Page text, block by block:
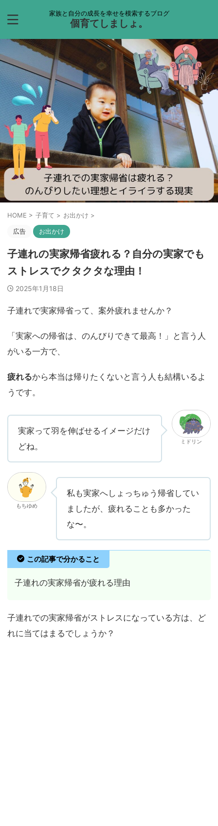
家族と自分の成長を幸せを模索するブログ
個育てしましょ。
HOME > 子育て > お出かけ >
広告 お出かけ
子連れの実家帰省疲れる？自分の実家でも
ストレスでクタクタな理由！
2025年1月18日
子連れで実家帰省って、案外疲れませんか？
「実家への帰省は、のんびりできて最高！」と言う人
がいる一方で、
疲れるから本当は帰りたくないと言う人も結構いるよ
うです。
実家って羽を伸ばせるイメージだけ
どね。
ミドリン
もちゆめ
私も実家へしょっちゅう帰省してい
ましたが、疲れることも多かった
な〜。
この記事で分かること
子連れの実家帰省が疲れる理由
子連れでの実家帰省がストレスになっている方は、ど
れに当てはまるでしょうか？